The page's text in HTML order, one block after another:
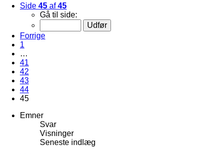
Side 45 af45
Gå til side:
Forrige
1
…
41
42
43
44
45
Emner
Svar
Visninger
Seneste indlæg